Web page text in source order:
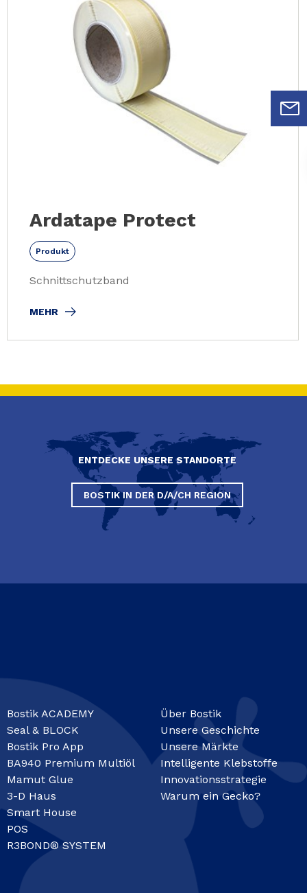
Ardatape Protect
Produkt
Schnittschutzband
MEHR
ENTDECKE UNSERE STANDORTE
BOSTIK IN DER D/A/CH REGION
Bostik ACADEMY
Seal & BLOCK
Bostik Pro App
BA940 Premium Multiöl
Mamut Glue
3-D Haus
Smart House
POS
R3BOND® SYSTEM
Über Bostik
Unsere Geschichte
Unsere Märkte
Intelligente Klebstoffe
Innovationsstrategie
Warum ein Gecko?